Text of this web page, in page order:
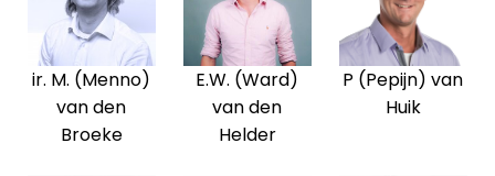
ir. M. (Menno)
van den
Broeke
E.W. (Ward)
van den
Helder
P (Pepijn) van
Huik